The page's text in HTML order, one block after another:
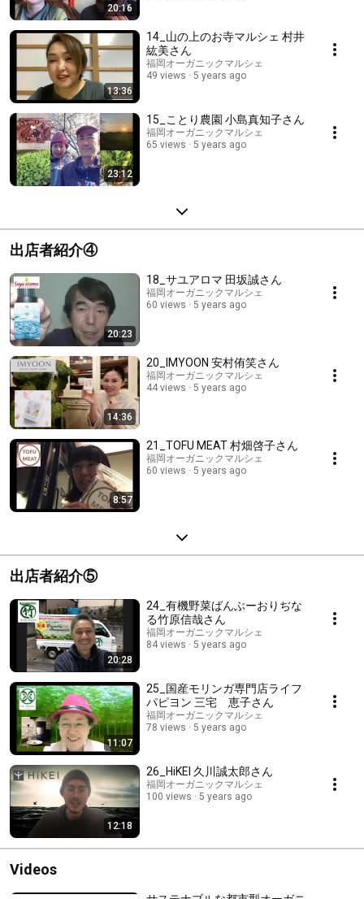
20:16
13:36
14_山の上のお寺マルシェ 村井
紘美さん
福岡オーガニックマルシェ
49 views
5 years ago
23:12
15_ことり農園 小島真知子さん
福岡オーガニックマルシェ
65 views
5 years ago
出店者紹介④
20:23
18_サユアロマ 田坂誠さん
福岡オーガニックマルシェ
60 views
5 years ago
14:36
20_IMYOON 安村侑笑さん
福岡オーガニックマルシェ
44 views
5 years ago
8:57
21_TOFU MEAT 村畑啓子さん
福岡オーガニックマルシェ
60 views
5 years ago
出店者紹介⑤
20:28
24_有機野菜ばんぶーおりぢな
る竹原信哉さん
福岡オーガニックマルシェ
84 views
5 years ago
11:07
25_国産モリンガ専門店ライフ
パピヨン 三宅 恵子さん
福岡オーガニックマルシェ
78 views
5 years ago
12:18
26_HiKEI 久川誠太郎さん
福岡オーガニックマルシェ
100 views
5 years ago
Videos